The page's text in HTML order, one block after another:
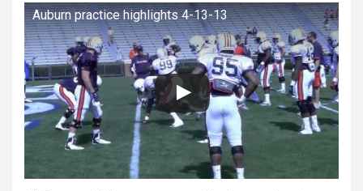
Auburn practice highlights 4-13-13